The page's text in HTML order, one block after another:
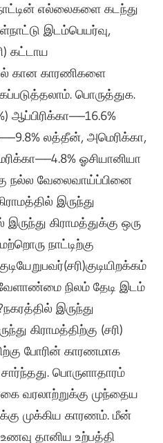
எல்லைகளை கடந்து
இடம்பெயர்வு,
கட்டாய
கான காரணிகளை
பொருத்துக.
ஆப்பிரிக்கா—–16.6%
லத்தீன், அமெரிக்கா,
ஓசியானியா
நல்ல வேலைவாய்ப்பினை
இருந்து
இருந்து கிராமத்துக்கு ஒரு
நாட்டிற்கு
குடியிறக்கம்
நிலம் தேடி இடம்
நகரத்தில் இருந்து
கிராமத்திற்கு (சரி)
போரின் காரணமாக
பொருளாதாரம்
வரலாற்றுக்கு முந்தைய
முக்கிய காரணம்.மீன்
உணவு தானிய உற்பத்தி